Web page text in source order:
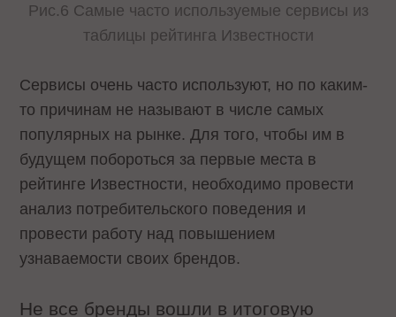
Рис.6 Самые часто используемые сервисы из
таблицы рейтинга Известности
Сервисы очень часто используют, но по каким-
то причинам не называют в числе самых
популярных на рынке. Для того, чтобы им в
будущем побороться за первые места в
рейтинге Известности, необходимо провести
анализ потребительского поведения и
провести работу над повышением
узнаваемости своих брендов.
Не все бренды вошли в итоговую